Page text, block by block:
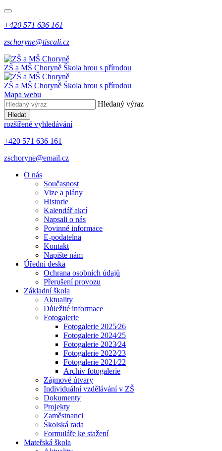
+420 571 636 161
zschoryne@tiscali.cz
ZŠ a MŠ Choryně Škola hrou s přírodou
ZŠ a MŠ Choryně Škola hrou s přírodou
Mapa webu
Hledaný výraz
Hledat
rozšířené vyhledávání
+420 571 636 161
zschoryne@email.cz
O nás
Současnost
Vize a plány
Historie
Kalendář akcí
Napsali o nás
Povinné informace
E-podatelna
Kontakt
Napište nám
Úřední deska
Ochrana osobních údajů
Přerušení provozu
Základní škola
Aktuality
Důležité informace
Fotogalerie
Fotogalerie 2025⁄26
Fotogalerie 2024⁄25
Fotogalerie 2023⁄24
Fotogalerie 2022⁄23
Fotogalerie 2021⁄22
Archiv fotogalerie
Zájmové útvary
Individuální vzdělávání v ZŠ
Dokumenty
Projekty
Zaměstnanci
Školská rada
Formuláře ke stažení
Mateřská škola